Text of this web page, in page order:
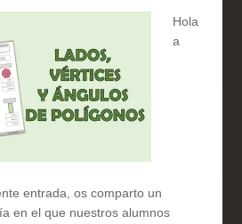
Hola
a
entrada, os comparto un
en el que nuestros alumnos